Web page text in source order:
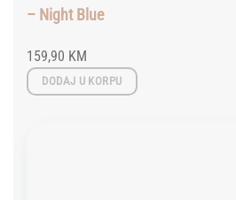
– Night Blue
159,90 KM
DODAJ U KORPU